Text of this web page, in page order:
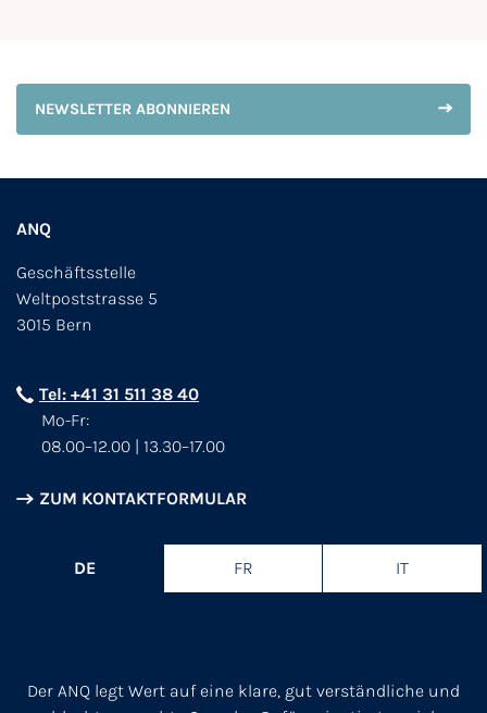
NEWSLETTER ABONNIEREN
ANQ
Geschäftsstelle
Weltpoststrasse 5
3015 Bern
Tel: +41 31 511 38 40
Mo-Fr:
08.00–12.00 | 13.30–17.00
ZUM KONTAKTFORMULAR
DE FR IT
Der ANQ legt Wert auf eine klare, gut verständliche und